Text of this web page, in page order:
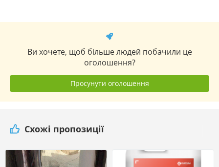
Ви хочете, щоб більше людей побачили це
оголошення?
Просунути оголошення
Схожі пропозиції